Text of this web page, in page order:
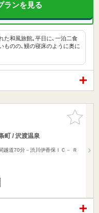
ランを見る
た和風旅館｡平日に､一泊二食
ものの､鰻の寝床のように奥に
お気に入
りに追加
町 / 沢渡温泉
越道70分－渋川伊香保ＩＣ－ Ｒ